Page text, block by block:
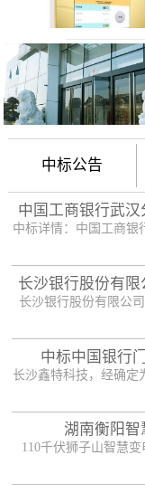
中标公告
中国工商银行武
中标详情：中国工商银
目（项目编号：
定贵单位为本项
长沙银行股份有
长沙银行股份有限公
号：0646-
的中标人。包一采购内
锁安全门；3、自助
钢）；5、钢化玻璃自
行专
中标中国银行
长沙鑫特科技，经确定
禁、指纹考勤、访
湖南衡阳
110千伏狮子山智慧
术，是设备侧电力物